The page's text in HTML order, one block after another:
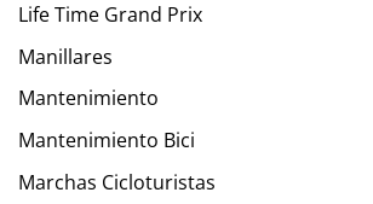
Life Time Grand Prix
Manillares
Mantenimiento
Mantenimiento Bici
Marchas Cicloturistas